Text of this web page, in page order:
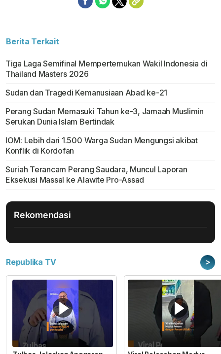
Berita Terkait
Tiga Laga Semifinal Mempertemukan Wakil Indonesia di
Thailand Masters 2026
Sudan dan Tragedi Kemanusiaan Abad ke-21
Perang Sudan Memasuki Tahun ke-3, Jamaah Muslimin
Serukan Dunia Islam Bertindak
IOM: Lebih dari 1.500 Warga Sudan Mengungsi akibat
Konflik di Kordofan
Suriah Terancam Perang Saudara, Muncul Laporan
Eksekusi Massal ke Alawite Pro-Assad
Rekomendasi
Republika TV >